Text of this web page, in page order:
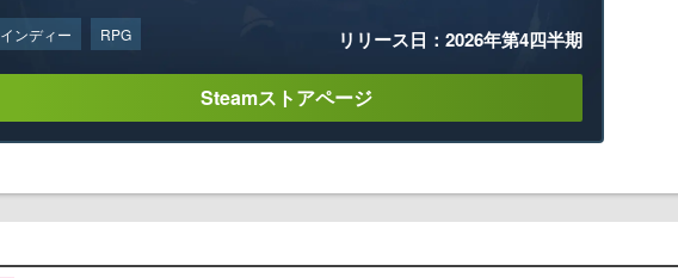
インディー RPG リリース日：2026年第4四半期
Steamストアページ